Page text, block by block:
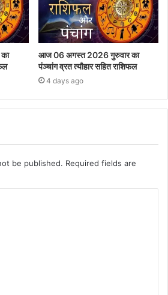
आज 06 अगस्त 2026 गुरुवार का
पंञ्चांग व्रत त्यौहार सहित राशिफल
4 days ago
be published. Required fields are